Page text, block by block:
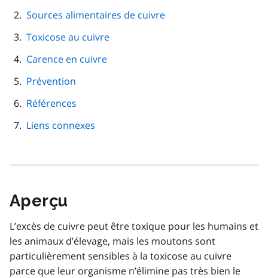
page
Sources alimentaires de cuivre
Toxicose au cuivre
Carence en cuivre
Prévention
Références
Liens connexes
Aperçu
L’excès de cuivre peut être toxique pour les humains et
les animaux d’élevage, mais les moutons sont
particulièrement sensibles à la toxicose au cuivre
parce que leur organisme n’élimine pas très bien le